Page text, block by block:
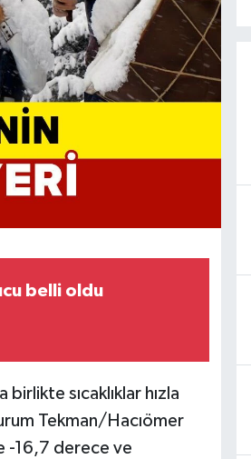
belli oldu
sıcaklıklar hızla
Tekman/Hacıömer
-16,7 derece ve